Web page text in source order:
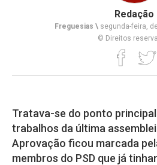
Redação
Freguesias \ segunda-feira,
© Direitos
Tratava-se do ponto
trabalhos da última
Aprovação ficou marcada
membros do PSD que já